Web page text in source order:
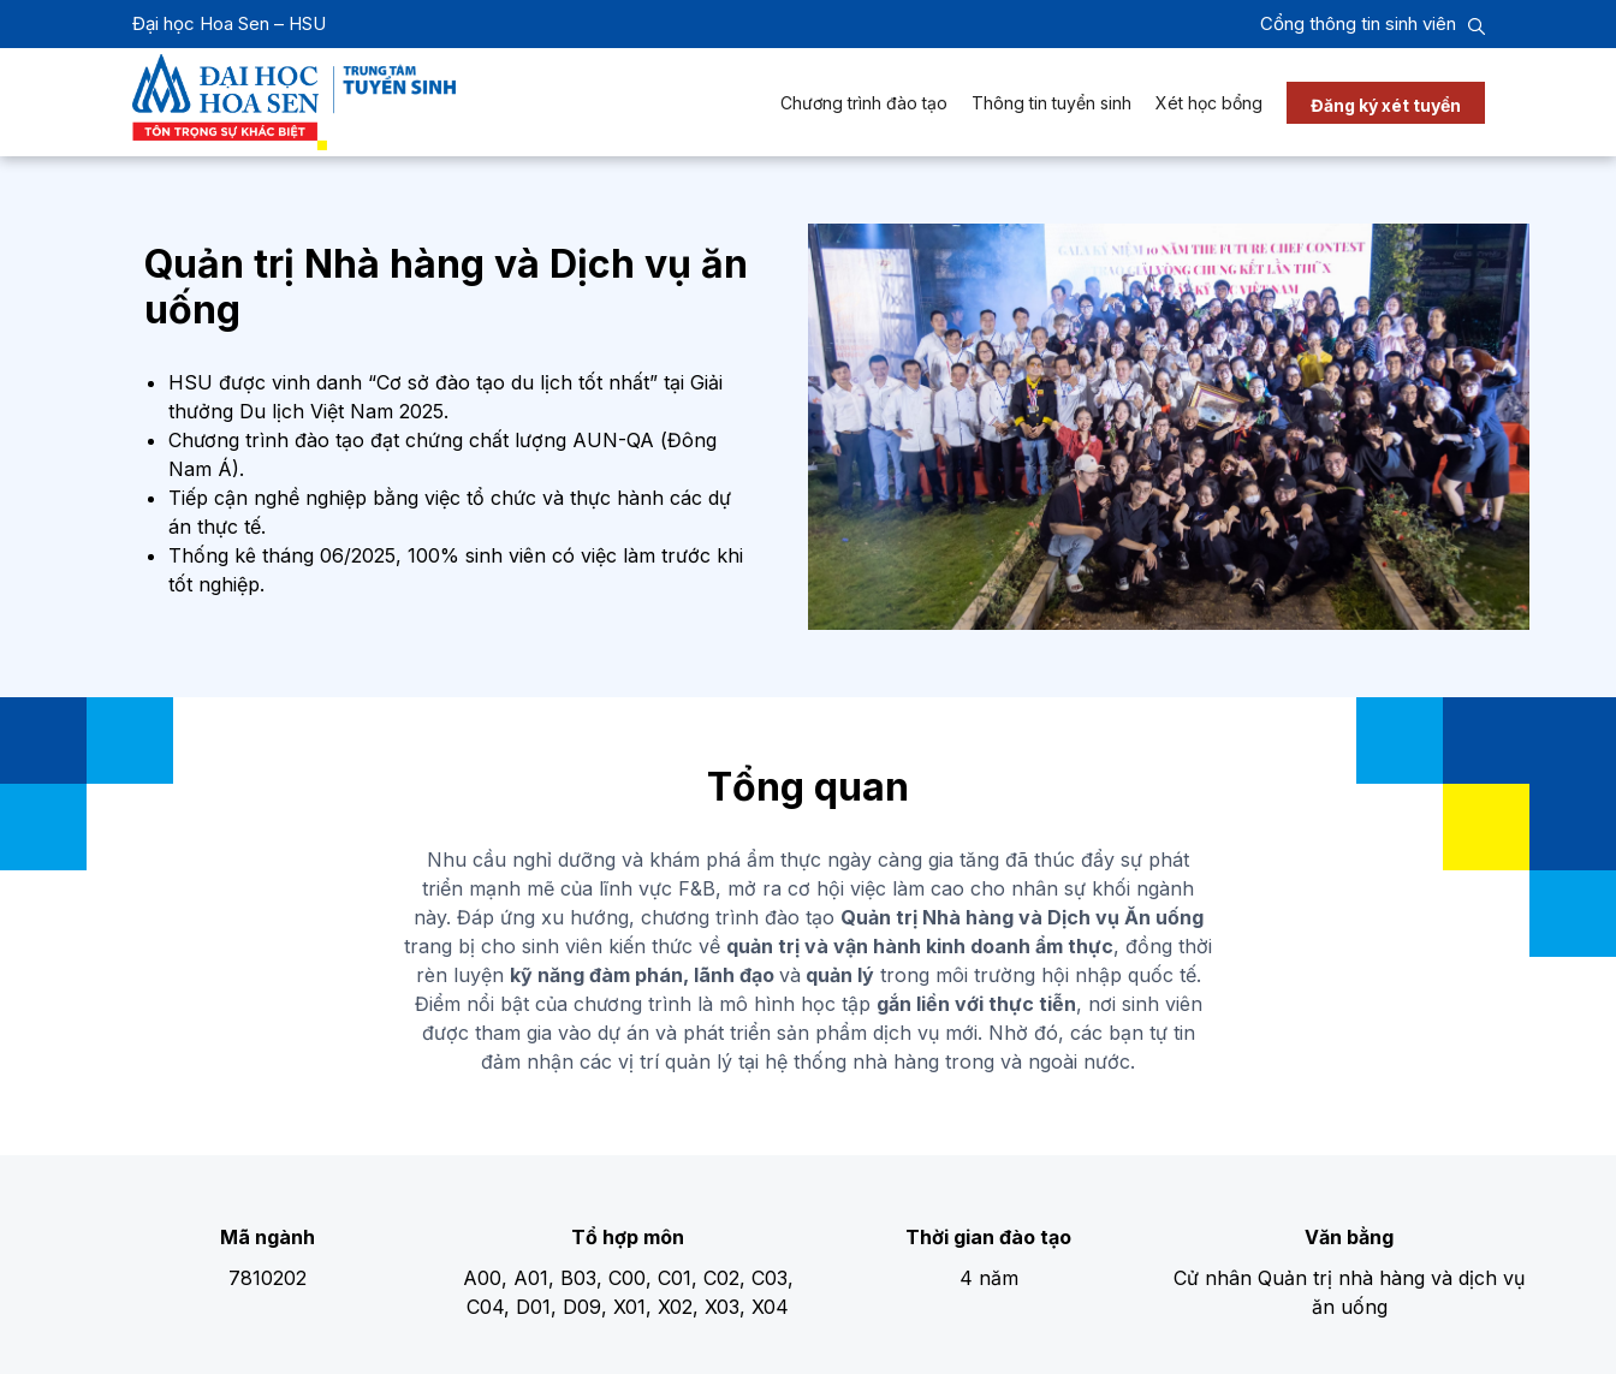
Đại học Hoa Sen – HSU Cổng thông tin sinh viên
Chương trình đào tạo Thông tin tuyển sinh Xét học bổng Đăng ký xét tuyển
Quản trị Nhà hàng và Dịch vụ ăn
uống
HSU được vinh danh “Cơ sở đào tạo du lịch tốt nhất” tại Giải
thưởng Du lịch Việt Nam 2025.
Chương trình đào tạo đạt chứng chất lượng AUN-QA (Đông
Nam Á).
Tiếp cận nghề nghiệp bằng việc tổ chức và thực hành các dự
án thực tế.
Thống kê tháng 06/2025, 100% sinh viên có việc làm trước khi
tốt nghiệp.
Tổng quan
Nhu cầu nghỉ dưỡng và khám phá ẩm thực ngày càng gia tăng đã thúc đẩy sự phát
triển mạnh mẽ của lĩnh vực F&B, mở ra cơ hội việc làm cao cho nhân sự khối ngành
này. Đáp ứng xu hướng, chương trình đào tạo Quản trị Nhà hàng và Dịch vụ Ăn uống
trang bị cho sinh viên kiến thức về quản trị và vận hành kinh doanh ẩm thực, đồng thời
rèn luyện kỹ năng đàm phán, lãnh đạo và quản lýtrong môi trường hội nhập quốc tế.
Điểm nổi bật của chương trình là mô hình học tập gắn liền với thực tiễn, nơi sinh viên
được tham gia vào dự án và phát triển sản phẩm dịch vụ mới. Nhờ đó, các bạn tự tin
đảm nhận các vị trí quản lý tại hệ thống nhà hàng trong và ngoài nước.
Mã ngành
7810202
Tổ hợp môn
A00, A01, B03, C00, C01, C02, C03,
C04, D01, D09, X01, X02, X03, X04
Thời gian đào tạo
4 năm
Văn bằng
Cử nhân Quản trị nhà hàng và dịch vụ
ăn uống